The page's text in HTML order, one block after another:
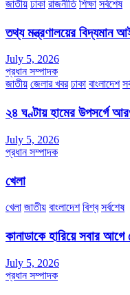
জাতীয় ঢাকা রাজনীতি শিক্ষা সর্বশেষ
তথ্য মন্ত্রণালয়ের বিদ্যমান
July 5, 2026
প্রধান সম্পাদক
জাতীয় জেলার খবর ঢাকা বাংলাদেশ
২৪ ঘণ্টায় হামের উপসর্গে
July 5, 2026
প্রধান সম্পাদক
খেলা
খেলা জাতীয় বাংলাদেশ বিশ্ব সর্বশেষ
কানাডাকে হারিয়ে সবার
July 5, 2026
প্রধান সম্পাদক